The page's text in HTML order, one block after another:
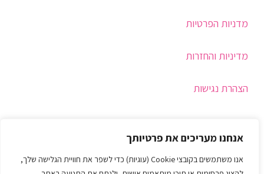
אנחנו מעריכים את פרטיותך
אנו משתמשים בקובצי Cookie (עוגיות) כדי לשפר את חוויית הגלישה שלך,
מדניות הפרטיות
מדיניות והחזרות
הצהרת נגישות